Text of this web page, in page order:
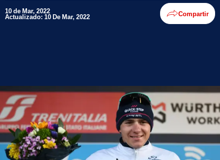
10 de Mar, 2022
Actualizado: 10 De Mar, 2022 Compartir